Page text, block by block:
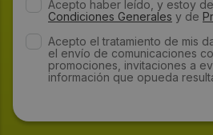
Acepto haber leído, y estoy
Condiciones Generales y de
Acepto el tratamiento de mis
el envío de comunicaciones
promociones, invitaciones a
información que opueda